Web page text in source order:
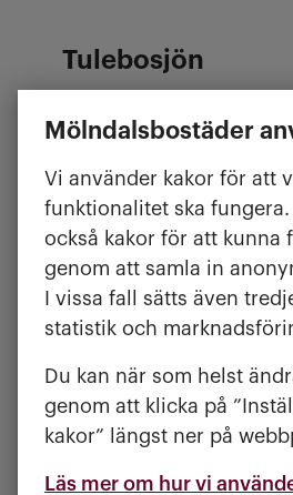
Mölndalsbostäder
Vi använder kakor för att
funktionalitet ska
också kakor för att kunna
genom att samla in
I vissa fall sätts även
statistik och
Du kan när som helst
genom att klicka på
kakor” längst ner på
Läs mer om hur vi
Tulebosjön
Lindome. Perfekt för
stillsam sommardag.
Passar dig som vill:
• ha ett lugnare tempo
• bada med mindre barn
• slippa de största
Horsickan
En lokal pärla som
för lugnet och